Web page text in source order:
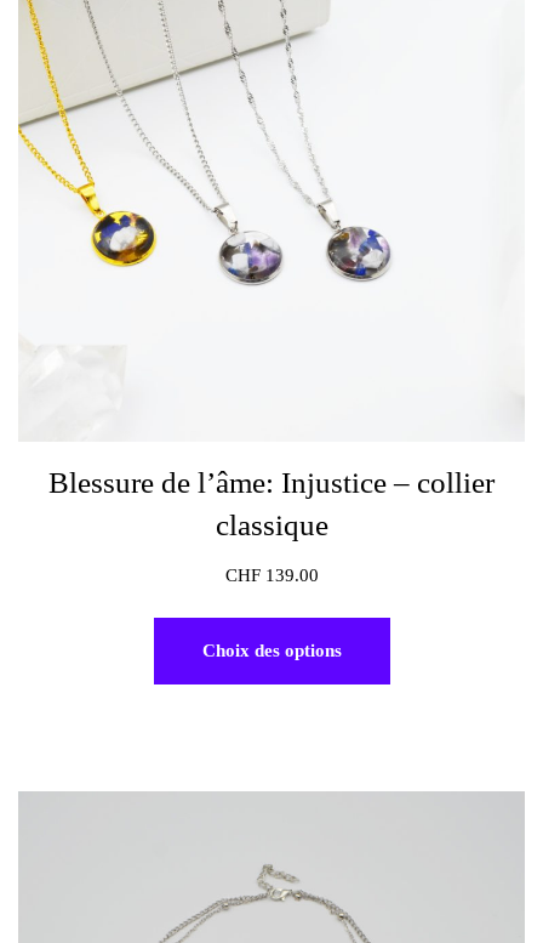
Blessure de l’âme: Injustice – collier
classique
CHF139.00
Choix des options